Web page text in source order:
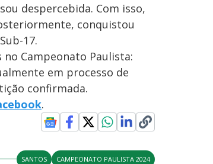
despercebida. Com isso,
conquistou
17.
Campeonato Paulista:
em processo de
confirmada.
.
SANTOS CAMPEONATO PAULISTA 2024